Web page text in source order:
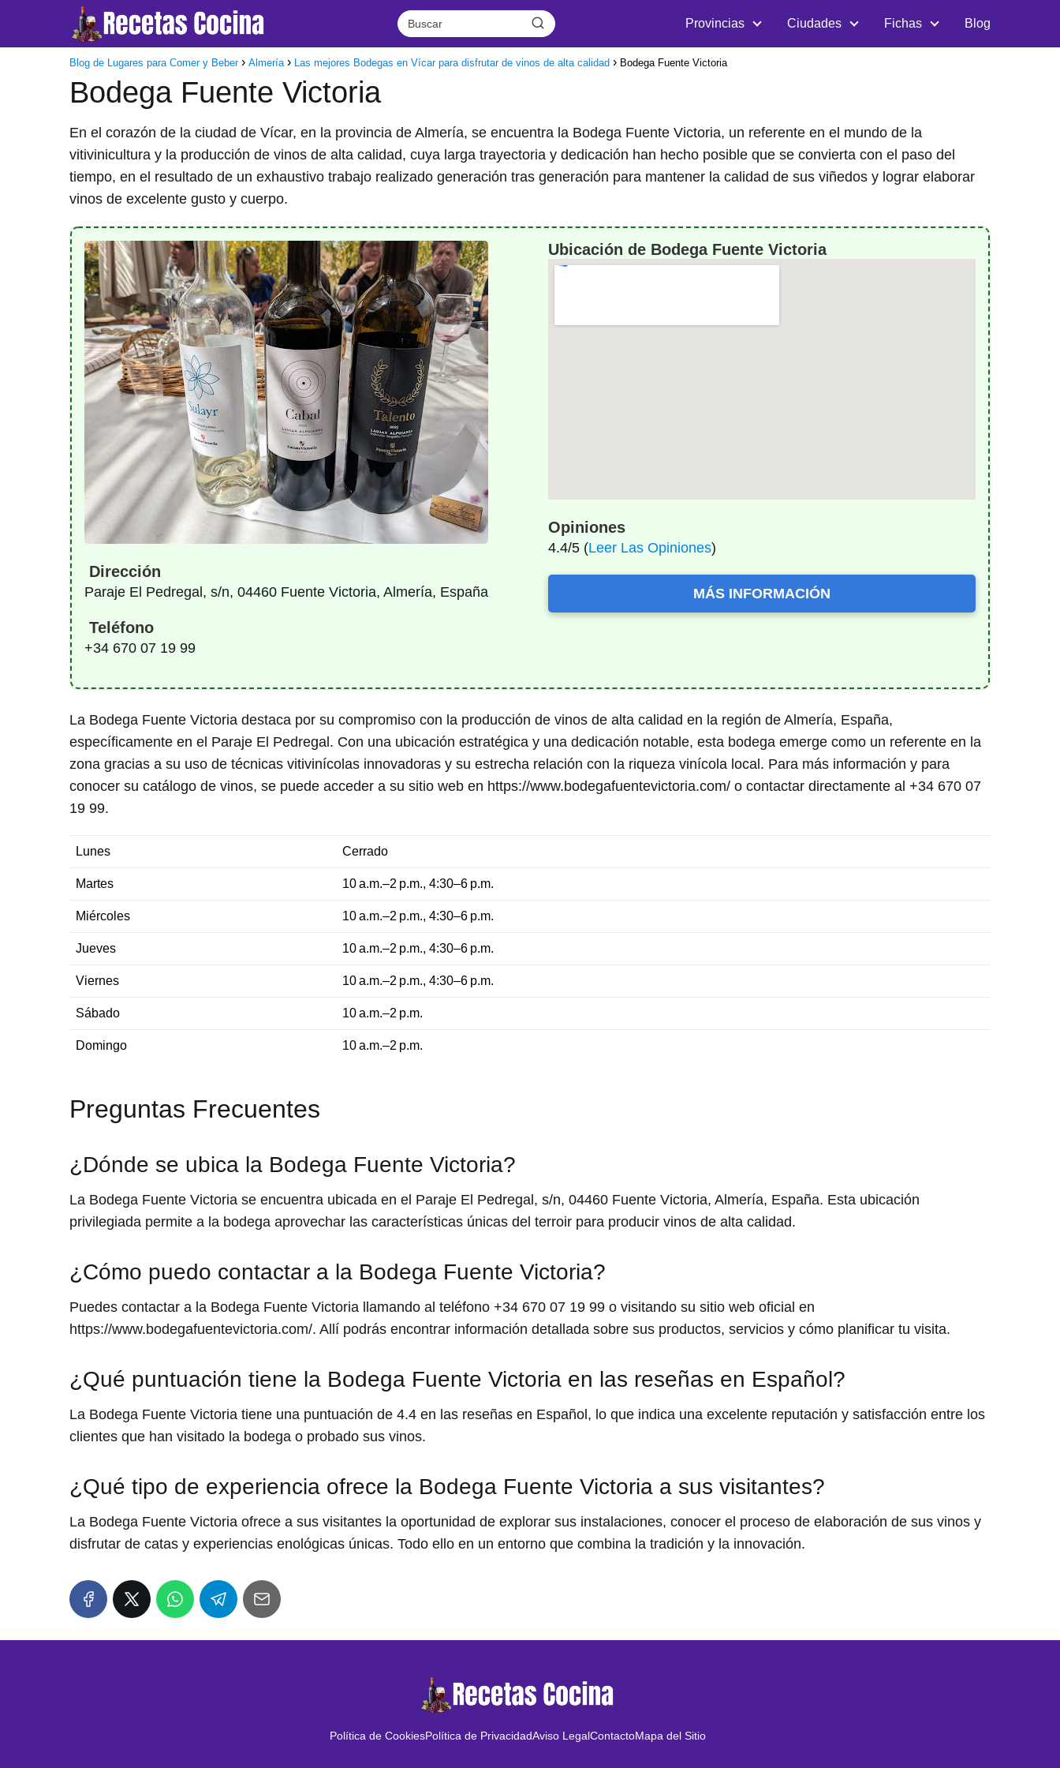
Provincias Ciudades Fichas Blog
Blog de Lugares para Comer y Beber Almería Las mejores Bodegas en Vícar para disfrutar de vinos de alta calidad Bodega Fuente Victoria
Bodega Fuente Victoria
En el corazón de la ciudad de Vícar, en la provincia de Almería, se encuentra la Bodega Fuente Victoria, un referente en el mundo de la
vitivinicultura y la producción de vinos de alta calidad, cuya larga trayectoria y dedicación han hecho posible que se convierta con el paso del
tiempo, en el resultado de un exhaustivo trabajo realizado generación tras generación para mantener la calidad de sus viñedos y lograr elaborar
vinos de excelente gusto y cuerpo.
Dirección
Paraje El Pedregal, s/n, 04460 Fuente Victoria, Almería, España
Teléfono
+34 670 07 19 99
Ubicación de Bodega Fuente Victoria
Opiniones
4.4/5 (Leer Las Opiniones)
MÁS INFORMACIÓN
La Bodega Fuente Victoria destaca por su compromiso con la producción de vinos de alta calidad en la región de Almería, España,
específicamente en el Paraje El Pedregal. Con una ubicación estratégica y una dedicación notable, esta bodega emerge como un referente en la
zona gracias a su uso de técnicas vitivinícolas innovadoras y su estrecha relación con la riqueza vinícola local. Para más información y para
conocer su catálogo de vinos, se puede acceder a su sitio web en https://www.bodegafuentevictoria.com/ o contactar directamente al +34 670 07
19 99.
Lunes Cerrado
Martes 10 a.m.–2 p.m., 4:30–6 p.m.
Miércoles 10 a.m.–2 p.m., 4:30–6 p.m.
Jueves 10 a.m.–2 p.m., 4:30–6 p.m.
Viernes 10 a.m.–2 p.m., 4:30–6 p.m.
Sábado 10 a.m.–2 p.m.
Domingo 10 a.m.–2 p.m.
Preguntas Frecuentes
¿Dónde se ubica la Bodega Fuente Victoria?
La Bodega Fuente Victoria se encuentra ubicada en el Paraje El Pedregal, s/n, 04460 Fuente Victoria, Almería, España. Esta ubicación
privilegiada permite a la bodega aprovechar las características únicas del terroir para producir vinos de alta calidad.
¿Cómo puedo contactar a la Bodega Fuente Victoria?
Puedes contactar a la Bodega Fuente Victoria llamando al teléfono +34 670 07 19 99 o visitando su sitio web oficial en
https://www.bodegafuentevictoria.com/. Allí podrás encontrar información detallada sobre sus productos, servicios y cómo planificar tu visita.
¿Qué puntuación tiene la Bodega Fuente Victoria en las reseñas en Español?
La Bodega Fuente Victoria tiene una puntuación de 4.4 en las reseñas en Español, lo que indica una excelente reputación y satisfacción entre los
clientes que han visitado la bodega o probado sus vinos.
¿Qué tipo de experiencia ofrece la Bodega Fuente Victoria a sus visitantes?
La Bodega Fuente Victoria ofrece a sus visitantes la oportunidad de explorar sus instalaciones, conocer el proceso de elaboración de sus vinos y
disfrutar de catas y experiencias enológicas únicas. Todo ello en un entorno que combina la tradición y la innovación.
Política de CookiesPolítica de PrivacidadAviso LegalContactoMapa del Sitio